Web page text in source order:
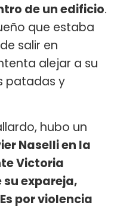
de un edificio.
que estaba
salir en
alejar a su
patadas y
hubo un
Naselli en la
Victoria
expareja,
por violencia